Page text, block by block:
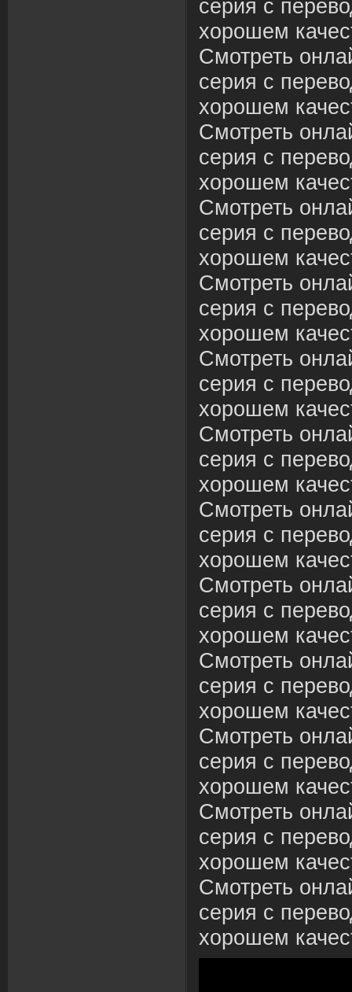
серия с
хорошем
Смотреть
серия с
хорошем
Смотреть
серия с
хорошем
Смотреть
серия с
хорошем
Смотреть
серия с
хорошем
Смотреть
серия с
хорошем
Смотреть
серия с
хорошем
Смотреть
серия с
хорошем
Смотреть
серия с
хорошем
Смотреть
серия с
хорошем
Смотреть
серия с
хорошем
Смотреть
серия с
хорошем
Смотреть
серия с
хорошем